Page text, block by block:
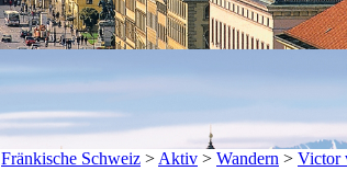
Fränkische Schweiz > Aktiv > Wandern > Victor